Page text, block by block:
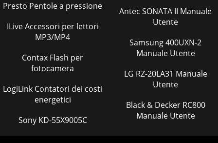
Presto Pentole a pressione
ILive Accessori per lettori
MP3/MP4
Contax Flash per
fotocamera
LogiLink Contatori dei costi
energetici
Sony KD-55X9005C
Antec SONATA II Manuale
Utente
Samsung 400UXN-2
Manuale Utente
LG RZ-20LA31 Manuale
Utente
Black & Decker RC800
Manuale Utente